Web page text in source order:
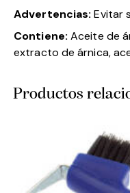
Advertencias: Evitar
Contiene: Aceite de
extracto de árnica,
Productos